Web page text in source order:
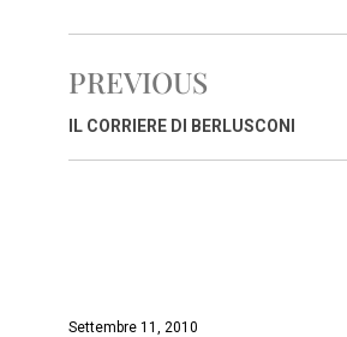
c
b
o
a
s
A
n
d
r
d
a
PREVIOUS
IL CORRIERE DI BERLUSCONI
Settembre 11, 2010